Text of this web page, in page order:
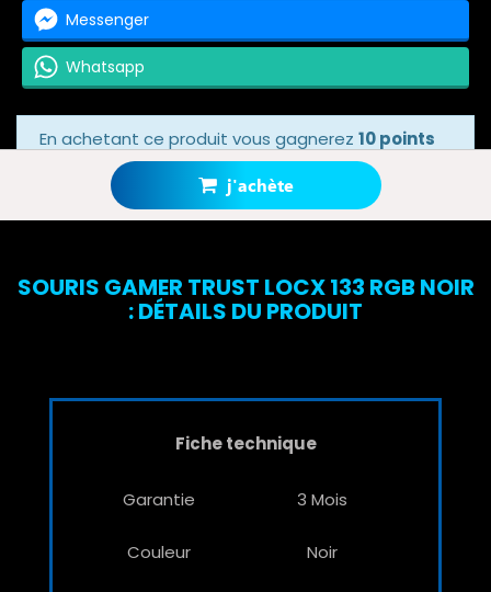
j'achète
Messenger
Whatsapp
En achetant ce produit vous gagnerez 10 points
grâce à notre programme de fidélité.
Votre panier totalisera10 points bonus
SOURIS GAMER TRUST LOCX 133 RGB NOIR
: DÉTAILS DU PRODUIT
Fiche technique
Garantie 3 Mois
Couleur Noir